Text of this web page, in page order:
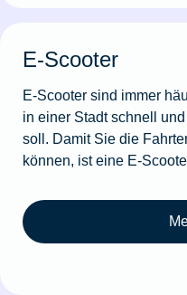
E-Scooter
E-Scooter sind immer
in einer Stadt schnell
soll. Damit Sie die
können, ist eine E-